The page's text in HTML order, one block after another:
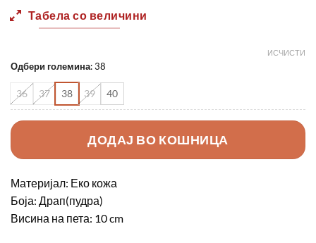
Табела со величини
Одбери големина:38
36 37 38 39 40
ИСЧИСТИ
ДОДАЈ ВО КОШНИЦА
Материјал: Еко кожа
Боја: Драп(пудра)
Висина на пета: 10 cm